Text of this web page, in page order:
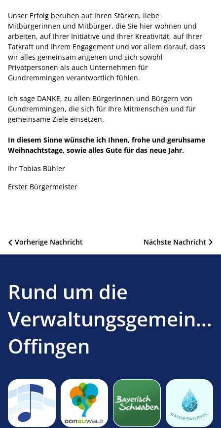
Unser Erfolg beruhen auf Ihren Stärken, liebe
Mitbürgerinnen und Mitbürger, die Sie hier wohnen und
arbeiten, auf Ihrer Initiative und Ihrer Kreativität, auf Ihrer
Tatkraft und Ihrem Engagement und vor allem darauf, dass
wir alles gemeinsam angehen und sich sowohl
Privatpersonen als auch Unternehmen für
Gundremmingen verantwortlich fühlen.
Ich sage DANKE, zu allen Bürgerinnen und Bürgern von
Gundremmingen, die sich für Ihre Mitmenschen und für
gemeinsame Ziele einsetzen.
In diesem Sinne wünsche ich Ihnen, frohe und geruhsame
Weihnachtstage, sowie alles Gute für das neue Jahr.
Ihr Tobias Bühler
Erster Bürgermeister
Beitragsnavigation Nächste Nachricht
Vorherige Nachricht
Rund um die
Offingen